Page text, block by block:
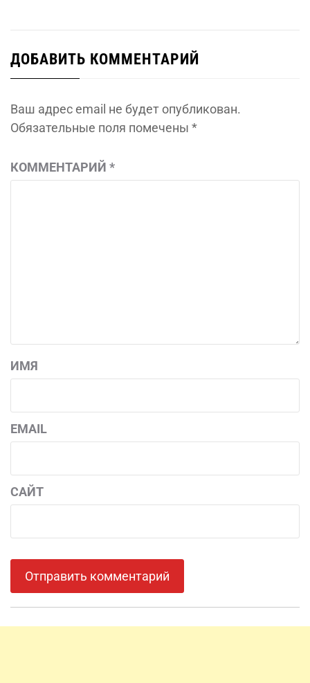
ДОБАВИТЬ КОММЕНТАРИЙ
Ваш адрес email не будет опубликован.
Обязательные поля помечены *
КОММЕНТАРИЙ *
ИМЯ
EMAIL
САЙТ